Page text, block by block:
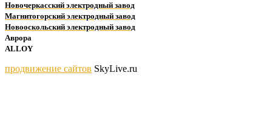
Новочеркасский электродный завод
Магнитогорский электродный завод
Новооскольский электродный завод
Аврора
ALLOY
продвижение сайтов SkyLive.ru